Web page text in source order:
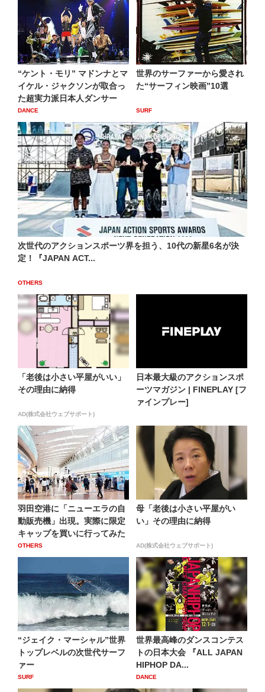
“ケント・モリ” マドンナとマ
イケル・ジャクソンが取合っ
た超実力派日本人ダンサー
DANCE
世界のサーファーから愛され
た“サーフィン映画”10選
SURF
次世代のアクションスポーツ界を担う、10代の新星6名が決
定！『JAPAN ACT...
OTHERS
「老後は小さい平屋がいい」
その理由に納得
AD(株式会社ウェブサポート)
日本最大級のアクションスポ
ーツマガジン | FINEPLAY [フ
ァインプレー]
羽田空港に「ニューエラの自
動販売機」出現。実際に限定
キャップを買いに行ってみた
OTHERS
母「老後は小さい平屋がい
い」その理由に納得
AD(株式会社ウェブサポート)
“ジェイク・マーシャル”世界
トップレベルの次世代サーフ
ァー
SURF
世界最高峰のダンスコンテス
トの日本大会 『ALL JAPAN
HIPHOP DA...
DANCE